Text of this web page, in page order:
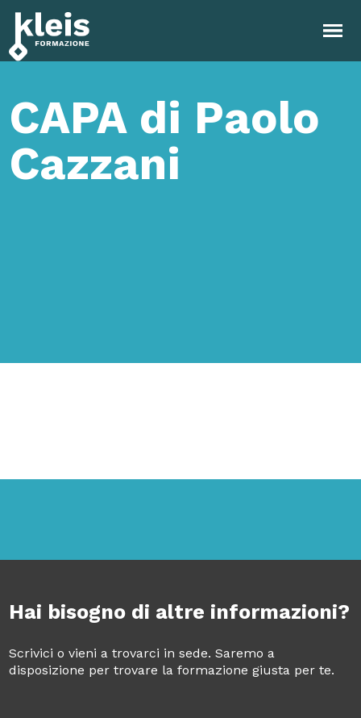
Instagram
Facebook
Tiktok
CAPA di Paolo
Cazzani
Hai bisogno di altre informazioni?
Scrivici o vieni a trovarci in sede. Saremo a
disposizione per trovare la formazione giusta per te.